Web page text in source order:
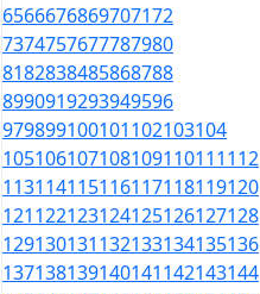
6566676869707172
7374757677787980
8182838485868788
8990919293949596
979899100101102103104
105106107108109110111112
113114115116117118119120
121122123124125126127128
129130131132133134135136
137138139140141142143144